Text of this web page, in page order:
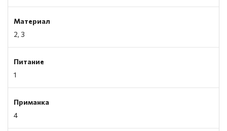
Материал
2, 3
Питание
1
Приманка
4